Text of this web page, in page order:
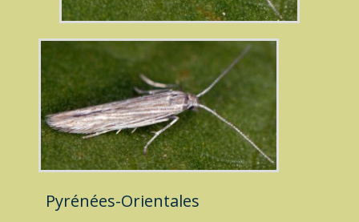
Pyrénées-Orientales